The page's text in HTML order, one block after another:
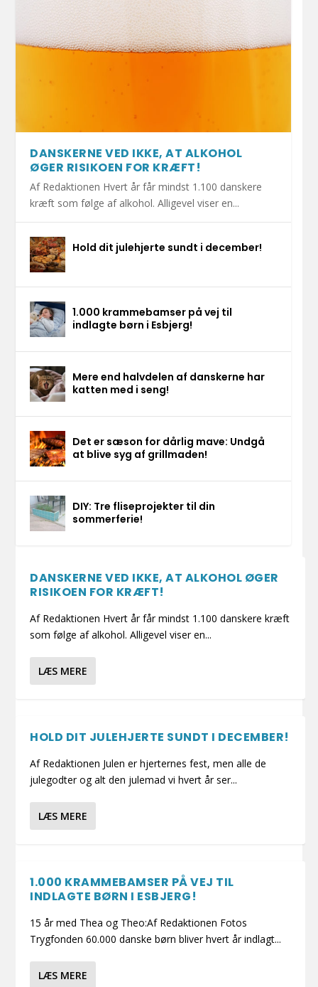
DANSKERNE VED IKKE, AT ALKOHOL
ØGER RISIKOEN FOR KRÆFT!
Af Redaktionen Hvert år får mindst 1.100 danskere
kræft som følge af alkohol. Alligevel viser en...
Hold dit julehjerte sundt i december!
1.000 krammebamser på vej til
indlagte børn i Esbjerg!
Mere end halvdelen af danskerne har
katten med i seng!
Det er sæson for dårlig mave: Undgå
at blive syg af grillmaden!
DIY: Tre fliseprojekter til din
sommerferie!
DANSKERNE VED IKKE, AT ALKOHOL ØGER
RISIKOEN FOR KRÆFT!
Af Redaktionen Hvert år får mindst 1.100 danskere kræft
som følge af alkohol. Alligevel viser en...
LÆS MERE
HOLD DIT JULEHJERTE SUNDT I DECEMBER!
Af Redaktionen Julen er hjerternes fest, men alle de
julegodter og alt den julemad vi hvert år ser...
LÆS MERE
1.000 KRAMMEBAMSER PÅ VEJ TIL
INDLAGTE BØRN I ESBJERG!
15 år med Thea og Theo:Af Redaktionen Fotos
Trygfonden 60.000 danske børn bliver hvert år indlagt...
LÆS MERE